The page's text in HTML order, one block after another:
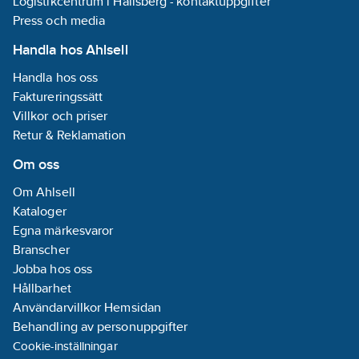
Press och media
Handla hos Ahlsell
Handla hos oss
Faktureringssätt
Villkor och priser
Retur & Reklamation
Om oss
Om Ahlsell
Kataloger
Egna märkesvaror
Branscher
Jobba hos oss
Hållbarhet
Användarvillkor Hemsidan
Behandling av personuppgifter
Cookie-inställningar